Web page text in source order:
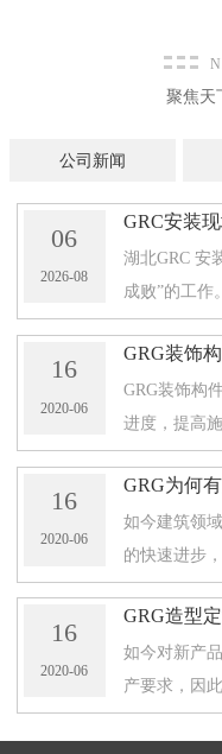
聚焦天
公司新闻
06
2026-08
湖北GRC 安
成败”的工作
些环节，任
不稳定、收
16
2020-06
GRG装饰
GRG装饰构
进度，提高
术负责人、
员、专职电
16
2020-06
GRG为何
如今建筑领
的快速进步
对于建筑风
建筑施工的
16
2020-06
GRG造型
如今对新产
产要求，因
市场中，以